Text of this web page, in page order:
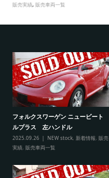
販売実績, 販売車両一覧
フォルクスワーゲン ニュービート
ルプラス 左ハンドル
2025.09.26 NEW stock, 新着情報, 販売
実績, 販売車両一覧